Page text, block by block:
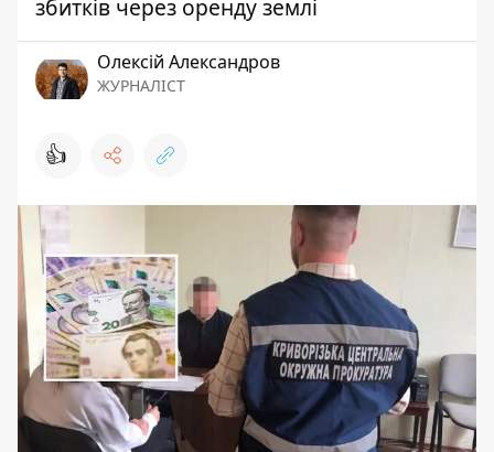
збитків через оренду землі
Олексій Александров
ЖУРНАЛІСТ
👍